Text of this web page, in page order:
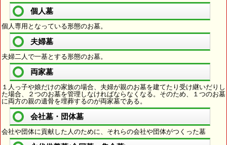
個人墓
個人専用となっている形態のお墓。
夫婦墓
夫婦二人で一基とする形態のお墓。
両家墓
１人っ子や娘だけの家族の場合、夫婦が親のお墓を建てたり受け継いだりし
た場合、２つのお墓を管理しなければならなくなる。そのため、１つのお墓
に両方の親の遺骨を埋葬するのが両家墓である。
会社墓・団体墓
会社や団体に貢献した人のために、それらの会社や団体がつくった墓